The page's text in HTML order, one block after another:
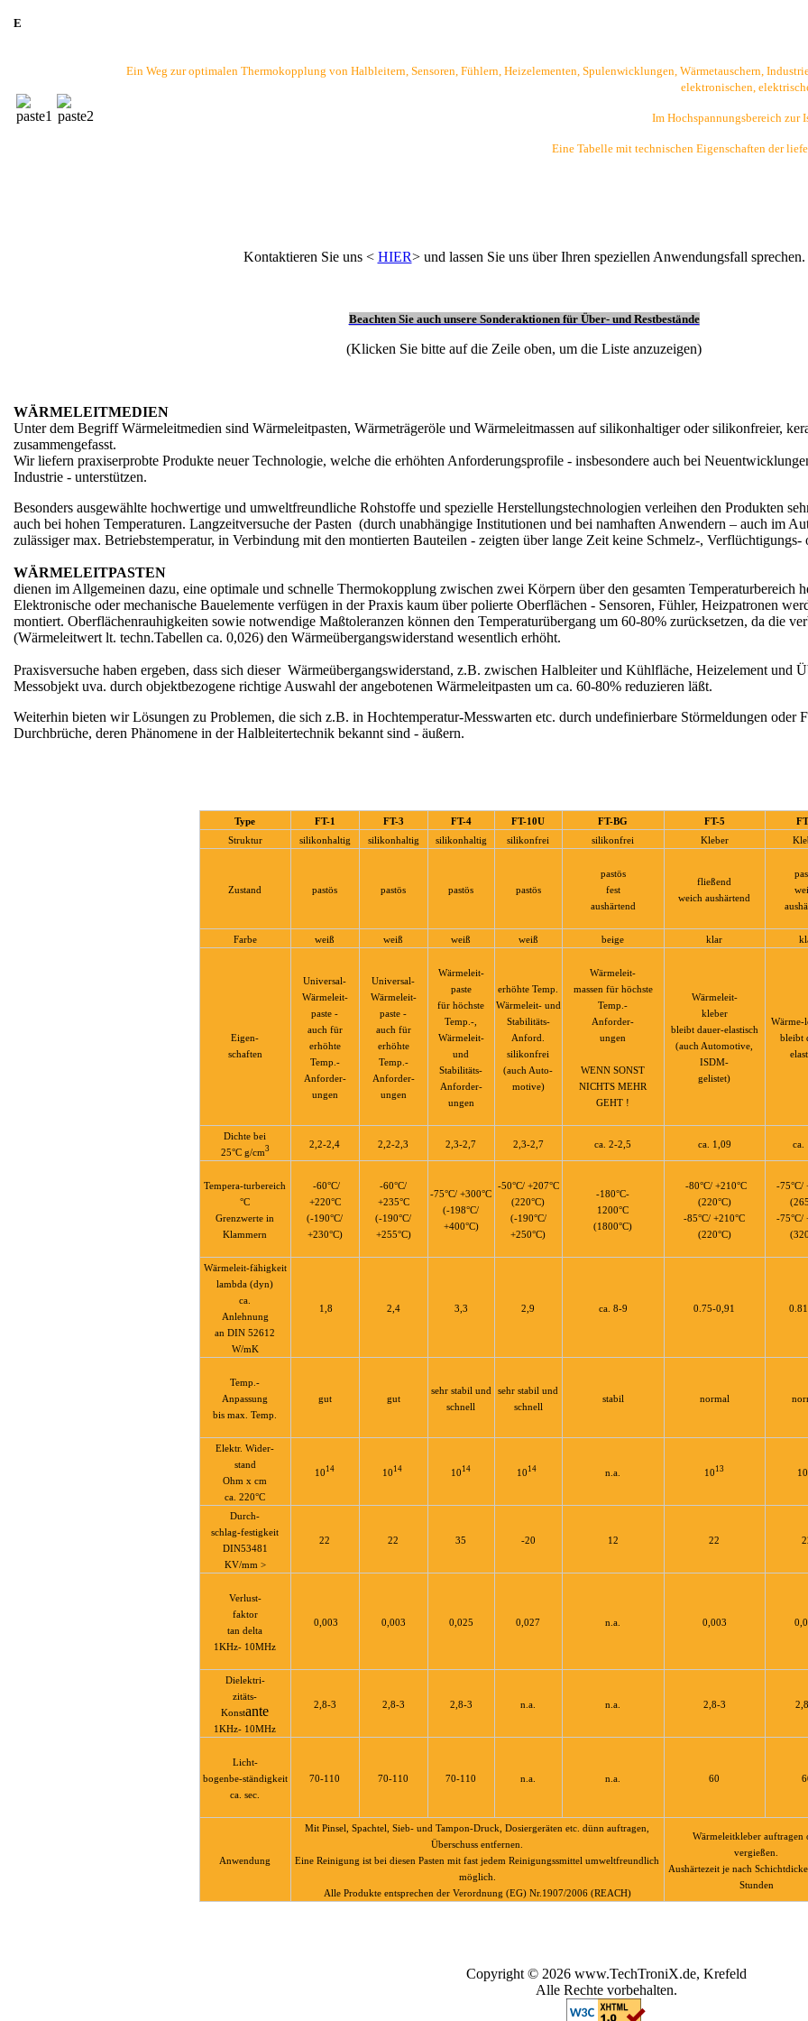
E
Ein Weg zur optimalen Thermokopplung von Halbleitern, Sensoren, Fühlern, Heizelementen, Spulenwicklungen, Wärmetauschern,
elektronischen,
Im Hochspannungsbereich
Eine Tabelle mit technischen Eigenschaften der
Kontaktieren Sie uns < HIER> und lassen Sie uns über Ihren speziellen Anwendungsfall sprechen.
Beachten Sie auch unsere Sonderaktionen für Über- und Restbestände
(Klicken Sie bitte auf die Zeile oben, um die Liste anzuzeigen)
WÄRMELEITMEDIEN
Unter dem Begriff Wärmeleitmedien sind Wärmeleitpasten, Wärmeträgeröle und Wärmeleitmassen auf silikonhaltiger oder silikonfreier,
zusammengefasst.
Wir liefern praxiserprobte Produkte neuer Technologie, welche die erhöhten Anforderungsprofile - insbesondere auch bei
Industrie - unterstützen.
Besonders ausgewählte hochwertige und umweltfreundliche Rohstoffe und spezielle Herstellungstechnologien verleihen den Produkten
auch bei hohen Temperaturen. Langzeitversuche der Pasten (durch unabhängige Institutionen und bei namhaften Anwendern – auch im
zulässiger max. Betriebstemperatur, in Verbindung mit den montierten Bauteilen - zeigten über lange Zeit keine Schmelz-, Verflüchtigungs-
WÄRMELEITPASTEN
dienen im Allgemeinen dazu, eine optimale und schnelle Thermokopplung zwischen zwei Körpern über den gesamten Temperaturbereich
Elektronische oder mechanische Bauelemente verfügen in der Praxis kaum über polierte Oberflächen - Sensoren, Fühler, Heizpatronen
montiert. Oberflächenrauhigkeiten sowie notwendige Maßtoleranzen können den Temperaturübergang um 60-80% zurücksetzen, da die
(Wärmeleitwert lt. techn.Tabellen ca. 0,026) den Wärmeübergangswiderstand wesentlich erhöht.
Praxisversuche haben ergeben, dass sich dieser Wärmeübergangswiderstand, z.B. zwischen Halbleiter und Kühlfläche, Heizelement und
Messobjekt uva. durch objektbezogene richtige Auswahl der angebotenen Wärmeleitpasten um ca. 60-80% reduzieren läßt.
Weiterhin bieten wir Lösungen zu Problemen, die sich z.B. in Hochtemperatur-Messwarten etc. durch undefinierbare Störmeldungen oder
Durchbrüche, deren Phänomene in der Halbleitertechnik bekannt sind - äußern.
Type FT-1 FT-3 FT-4 FT-10U FT-BG FT-5
Struktur
silikonhaltig silikonhaltig silikonhaltig silikonfrei silikonfrei Kleber
Zustand pastös pastös pastös pastös
pastös
fest
aushärtend
fließend
weich aushärtend
Farbe weiß weiß weiß weiß beige klar
Eigen-
schaften
Universal-
Wärmeleit-
paste -
auch für
erhöhte
Temp.-
Anforder-
ungen
Universal-
Wärmeleit-
paste -
auch für
erhöhte
Temp.-
Anforder-
ungen
Wärmeleit-
paste
für höchste
Temp.-,
Wärmeleit-
und
Stabilitäts-
Anforder-
ungen
erhöhte Temp.
Wärmeleit- und
Stabilitäts-
Anford.
silikonfrei
(auch Auto-
motive)
Wärmeleit-
massen für höchste
Temp.-
Anforder-
ungen
WENN SONST
NICHTS MEHR
GEHT !
Wärmeleit-
kleber
bleibt dauer-elastisch
(auch Automotive,
ISDM-
gelistet)
Wärme-
bleibt
Dichte bei
25°C g/cm3 2,2-2,4 2,2-2,3 2,3-2,7 2,3-2,7 ca. 2-2,5 ca. 1,09 ca.
Tempera-turbereich
°C
Grenzwerte in
Klammern
-60°C/
+220°C
(-190°C/
+230°C)
-60°C/
+235°C
(-190°C/
+255°C)
-75°C/ +300°C
(-198°C/
+400°C)
-50°C/ +207°C
(220°C)
(-190°C/
+250°C)
-180°C-
1200°C
(1800°C)
-80°C/ +210°C
(220°C)
-85°C/ +210°C
(220°C)
-75°C/
-75°C/
Wärmeleit-fähigkeit
lambda (dyn)
ca.
Anlehnung
an DIN 52612
W/mK
1,8 2,4 3,3 2,9 ca. 8-9 0.75-0,91
Temp.-
Anpassung
bis max. Temp.
gut gut
sehr stabil und
schnell
sehr stabil und
schnell
stabil normal
Elektr. Wider-
stand
Ohm x cm
ca. 220°C
10 14 10 14 10 14 10 14 n.a. 10 13 10
Durch-
schlag-festigkeit
DIN53481
KV/mm >
22 22 35 -20 12 22
Verlust-
faktor
tan delta
1KHz- 10MHz
0,003 0,003 0,025 0,027 n.a. 0,003
Dielektri-
zitäts-
Konstante
1KHz- 10MHz
2,8-3 2,8-3 2,8-3 n.a. n.a. 2,8-3
Licht-
bogenbe-ständigkeit
ca. sec.
70-110 70-110 70-110 n.a. n.a. 60
Anwendung
Mit Pinsel, Spachtel, Sieb- und Tampon-Druck, Dosiergeräten etc. dünn auftragen,
Überschuss entfernen.
Eine Reinigung ist bei diesen Pasten mit fast jedem Reinigungssmittel umweltfreundlich
möglich.
Alle Produkte entsprechen der Verordnung (EG) Nr.1907/2006 (REACH)
Wärmeleitkleber auftragen
vergießen.
Aushärtezeit je nach
Stunden
Copyright © 2026 www.TechTroniX.de, Krefeld
Alle Rechte vorbehalten.